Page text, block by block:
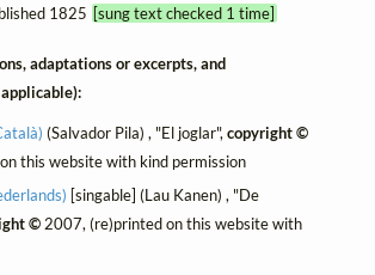
1825 [sung text checked 1 time]
adaptations or excerpts, and
(Salvador Pila) , "El joglar",copyright ©
this website with kind permission
[singable] (Lau Kanen) , "De
©2007, (re)printed on this website with